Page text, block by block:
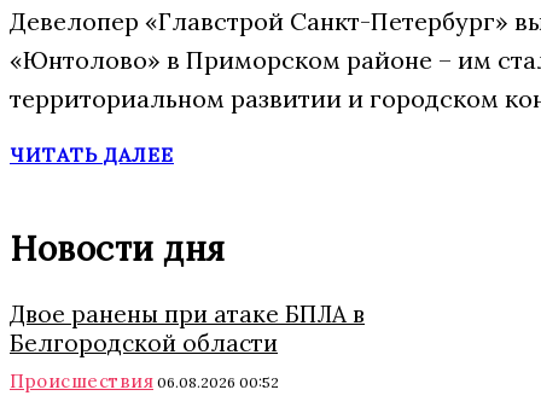
Девелопер «Главстрой Санкт-Петербург»
«Юнтолово» в Приморском районе – им
территориальном развитии и городском
ЧИТАТЬ ДАЛЕЕ
Новости дня
Двое ранены при атаке БПЛА в
Белгородской области
Происшествия 06.08.2026 00:52